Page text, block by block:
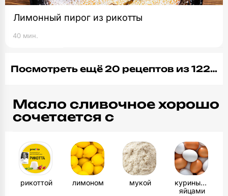
Лимонный пирог из рикотты
40 мин.
Посмотреть ещё 20 рецептов из 122…
Масло сливочное хорошо
сочетается с
рикоттой лимоном мукой
куриными
яйцами